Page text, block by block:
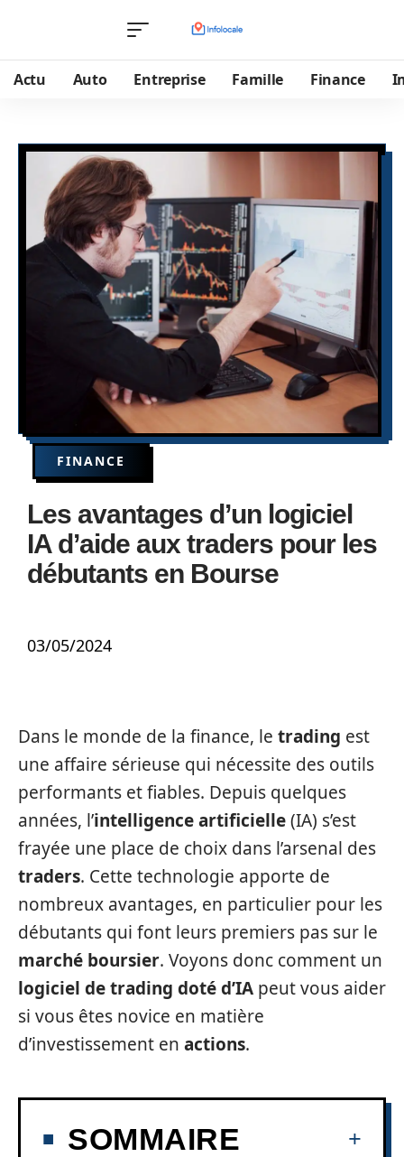
Actu Auto Entreprise Famille Finance
FINANCE
Les avantages d’un logiciel
IA d’aide aux traders pour les
débutants en Bourse
03/05/2024
Dans le monde de la finance, le trading est
une affaire sérieuse qui nécessite des outils
performants et fiables. Depuis quelques
années, l’intelligence artificielle(IA) s’est
frayée une place de choix dans l’arsenal des
traders. Cette technologie apporte de
nombreux avantages, en particulier pour les
débutants qui font leurs premiers pas sur le
marché boursier. Voyons donc comment un
logiciel de trading doté d’IA peut vous aider
si vous êtes novice en matière
d’investissement en actions.
SOMMAIRE